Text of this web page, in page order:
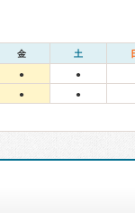
金 土
● ●
● ●